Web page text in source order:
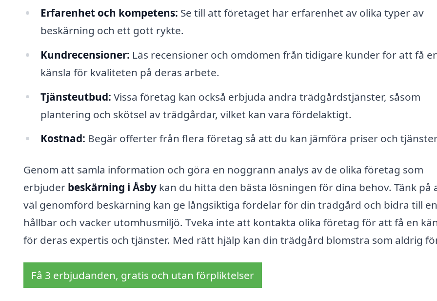
Erfarenhet och kompetens: Se till att företaget har erfarenhet av olika typer av
beskärning och ett gott rykte.
Kundrecensioner: Läs recensioner och omdömen från tidigare kunder för att få
känsla för kvaliteten på deras arbete.
Tjänsteutbud: Vissa företag kan också erbjuda andra trädgårdstjänster, såsom
plantering och skötsel av trädgårdar, vilket kan vara fördelaktigt.
Kostnad: Begär offerter från flera företag så att du kan jämföra priser och
Genom att samla information och göra en noggrann analys av de olika företag som
erbjuder beskärning i Åsby kan du hitta den bästa lösningen för dina behov. Tänk på
väl genomförd beskärning kan ge långsiktiga fördelar för din trädgård och bidra till
hållbar och vacker utomhusmiljö. Tveka inte att kontakta olika företag för att få en
för deras expertis och tjänster. Med rätt hjälp kan din trädgård blomstra som aldrig
Få 3 erbjudanden, gratis och utan förpliktelser